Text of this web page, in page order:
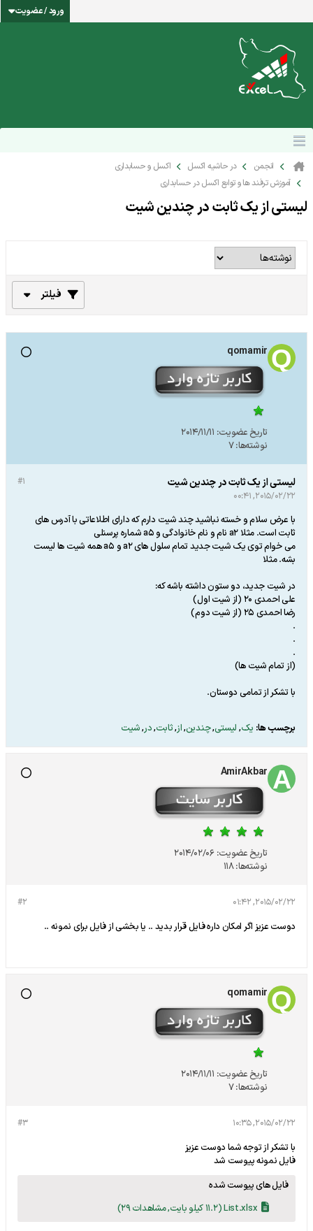
ورود / عضویت
انجمن در حاشیه اکسل
اکسل و حسابداری
آموزش ترفند ها و توابع اکسل در حسابداری
لیستی از یک ثابت در چندین شیت
فیلتر
qomamir
تاریخ عضویت: 2014/11/11
نوشته‌ها:7
#1 لیستی از یک ثابت در چندین شیت
2015/02/22, 00:41
با عرض سلام و خسته نباشید چند شیت دارم که دارای اطلاعاتی با آدرس های
ثابت است. مثلا a2 نام و نام خانوادگی و a5 شماره پرسنلی
می خوام توی یک شیت جدید تمام سلول های a2 و a5 همه شیت ها لیست
بشه. مثلا
در شیت جدید، دو ستون داشته باشه که:
علی احمدی 20 (از شیت اول)
رضا احمدی 25 (از شیت دوم)
.
.
.
(از تمام شیت ها)
با تشکر از تمامی دوستان.
برچسب ها: یک, لیستی,چندین,از,ثابت,در,شیت
AmirAkbar
تاریخ عضویت: 2014/02/06
نوشته‌ها:118
#2 2015/02/22, 01:42
دوست عزیز اگر امکان داره فایل قرار بدید .. یا بخشی از فایل برای نمونه ..
qomamir
تاریخ عضویت: 2014/11/11
نوشته‌ها:7
#3 2015/02/22, 10:35
با تشکر از توجه شما دوست عزیز
فایل نمونه پیوست شد
فایل های پیوست شده
List.xlsx(11.2 کیلو بایت, مشاهدات 29)